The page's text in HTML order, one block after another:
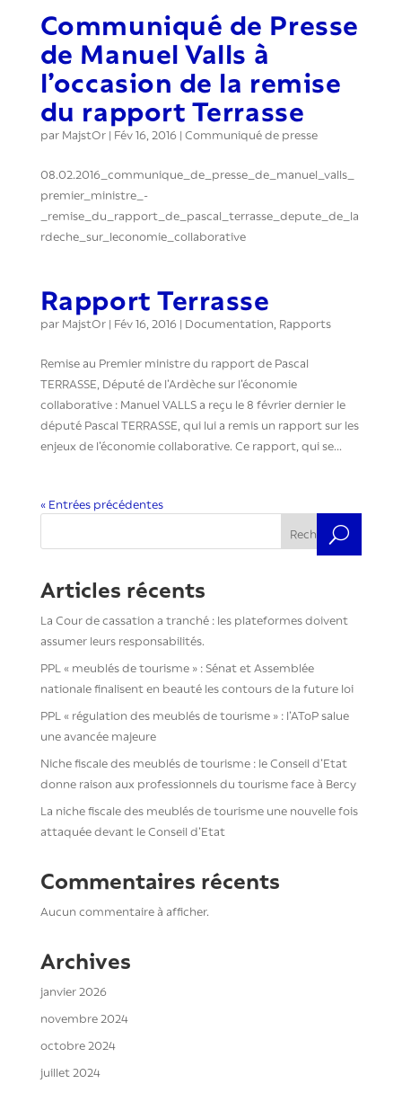
Communiqué de Presse
de Manuel Valls à
l’occasion de la remise
du rapport Terrasse
parMajstOr| Fév 16, 2016|Communiqué de presse
08.02.2016_communique_de_presse_de_manuel_valls_
premier_ministre_-
_remise_du_rapport_de_pascal_terrasse_depute_de_la
rdeche_sur_leconomie_collaborative
Rapport Terrasse
parMajstOr| Fév 16, 2016| Documentation Rapports
Remise au Premier ministre du rapport de Pascal
TERRASSE, Député de l’Ardèche sur l’économie
collaborative : Manuel VALLS a reçu le 8 février dernier le
député Pascal TERRASSE, qui lui a remis un rapport sur les
enjeux de l’économie collaborative. Ce rapport, qui se...
« Entrées précédentes
Rechercher
Articles récents
La Cour de cassation a tranché : les plateformes doivent
assumer leurs responsabilités.
PPL « meublés de tourisme » : Sénat et Assemblée
nationale finalisent en beauté les contours de la future loi
PPL « régulation des meublés de tourisme » : l’AToP salue
une avancée majeure
Niche fiscale des meublés de tourisme : le Conseil d’Etat
donne raison aux professionnels du tourisme face à Bercy
La niche fiscale des meublés de tourisme une nouvelle fois
attaquée devant le Conseil d’Etat
Commentaires récents
Aucun commentaire à afficher.
Archives
janvier 2026
novembre 2024
octobre 2024
juillet 2024